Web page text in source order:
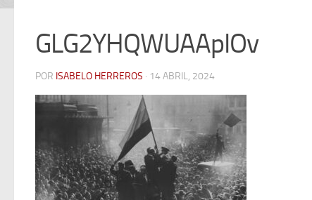
GLG2YHQWUAApIOv
POR ISABELO HERREROS · 14 ABRIL, 2024